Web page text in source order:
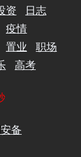
资
日志
疫情
置业
职场
高考
备